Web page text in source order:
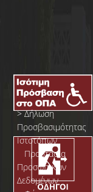
>Δήλωση
Προσβασιμότητας
Ιστοτόπων
Προστασία
Προσωπικών
Δεδομένων